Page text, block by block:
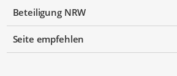
Beteiligung NRW
Seite empfehlen